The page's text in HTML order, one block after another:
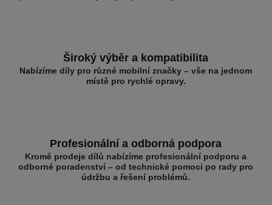
Široký výběr a kompatibilita
Nabízíme díly pro různé mobilní značky – vše na jednom
místě pro rychlé opravy.
Profesionální a odborná podpora
Kromě prodeje dílů nabízíme profesionální podporu a
odborné poradenství – od technické pomoci po rady pro
údržbu a řešení problémů.